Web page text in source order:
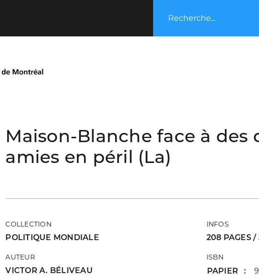
Recherche...
Maison-Blanche face à des
amies en péril (La)
COLLECTION
POLITIQUE MONDIALE
AUTEUR
VICTOR A. BÉLIVEAU
INFOS
208 PAGES
ISBN
PAPIER